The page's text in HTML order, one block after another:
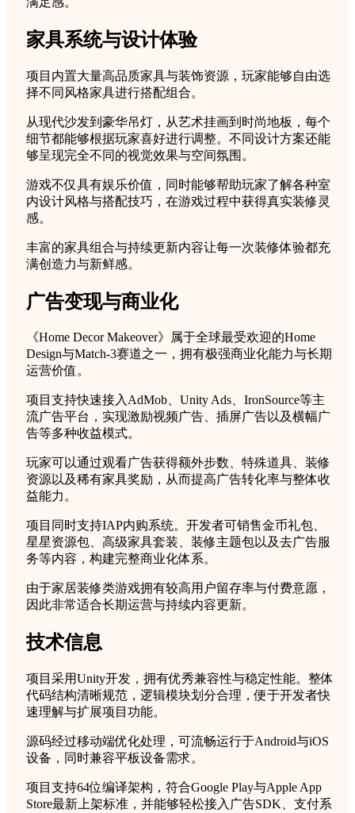
家具系统与设计体验
项目内置大量高品质家具与装饰资源，玩家能够自由选
择不同风格家具进行搭配组合。
从现代沙发到豪华吊灯，从艺术挂画到时尚地板，每个
细节都能够根据玩家喜好进行调整。不同设计方案还能
够呈现完全不同的视觉效果与空间氛围。
游戏不仅具有娱乐价值，同时能够帮助玩家了解各种室
内设计风格与搭配技巧，在游戏过程中获得真实装修灵
感。
丰富的家具组合与持续更新内容让每一次装修体验都充
满创造力与新鲜感。
广告变现与商业化
《Home Decor Makeover》属于全球最受欢迎的Home
Design与Match-3赛道之一，拥有极强商业化能力与长期
运营价值。
项目支持快速接入AdMob、Unity Ads、IronSource等主
流广告平台，实现激励视频广告、插屏广告以及横幅广
告等多种收益模式。
玩家可以通过观看广告获得额外步数、特殊道具、装修
资源以及稀有家具奖励，从而提高广告转化率与整体收
益能力。
项目同时支持IAP内购系统。开发者可销售金币礼包、
星星资源包、高级家具套装、装修主题包以及去广告服
务等内容，构建完整商业化体系。
由于家居装修类游戏拥有较高用户留存率与付费意愿，
因此非常适合长期运营与持续内容更新。
技术信息
项目采用Unity开发，拥有优秀兼容性与稳定性能。整体
代码结构清晰规范，逻辑模块划分合理，便于开发者快
速理解与扩展项目功能。
源码经过移动端优化处理，可流畅运行于Android与iOS
设备，同时兼容平板设备需求。
项目支持64位编译架构，符合Google Play与Apple App
Store最新上架标准，并能够轻松接入广告SDK、支付系